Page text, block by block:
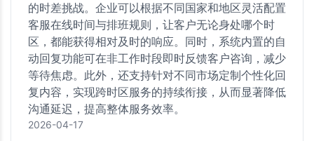
的时差挑战。企业可以根据不同国家和地区灵活配置
客服在线时间与排班规则，让客户无论身处哪个时
区，都能获得相对及时的响应。同时，系统内置的自
动回复功能可在非工作时段即时反馈客户咨询，减少
等待焦虑。此外，还支持针对不同市场定制个性化回
复内容，实现跨时区服务的持续衔接，从而显著降低
沟通延迟，提高整体服务效率。
2026-04-17